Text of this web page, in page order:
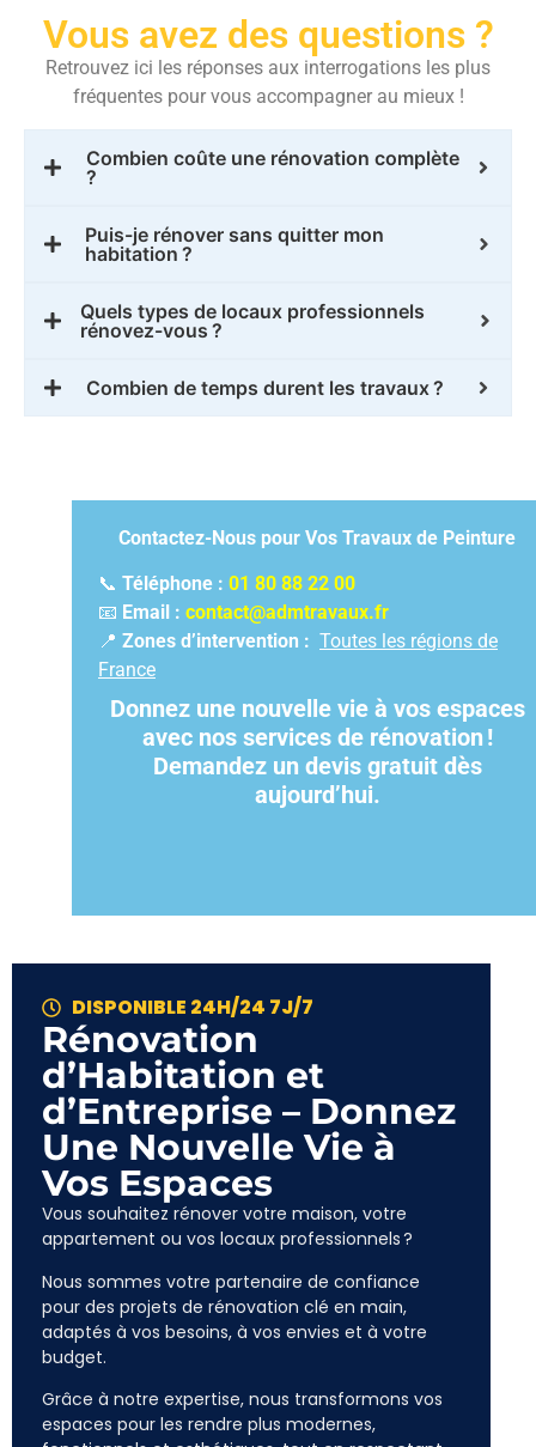
Vous avez des questions ?
Retrouvez ici les réponses aux interrogations les plus
fréquentes pour vous accompagner au mieux !
Combien coûte une rénovation complète
?
Puis-je rénover sans quitter mon
habitation ?
Quels types de locaux professionnels
rénovez-vous ?
Combien de temps durent les travaux ?
Contactez-Nous pour Vos Travaux de Peinture
📞 Téléphone : 01 80 88 22 00
📧 Email : contact@admtravaux.fr
📍 Zones d’intervention : Toutes les régions de
France
Donnez une nouvelle vie à vos espaces
avec nos services de rénovation !
Demandez un devis gratuit dès
aujourd’hui.
DISPONIBLE 24H/24 7J/7
Rénovation
d’Habitation et
d’Entreprise – Donnez
Une Nouvelle Vie à
Vos Espaces
Vous souhaitez rénover votre maison, votre
appartement ou vos locaux professionnels?
Nous sommes votre partenaire de confiance
pour des projets de rénovation clé en main,
adaptés à vos besoins, à vos envies et à votre
budget.
Grâce à notre expertise, nous transformons vos
espaces pour les rendre plus modernes,